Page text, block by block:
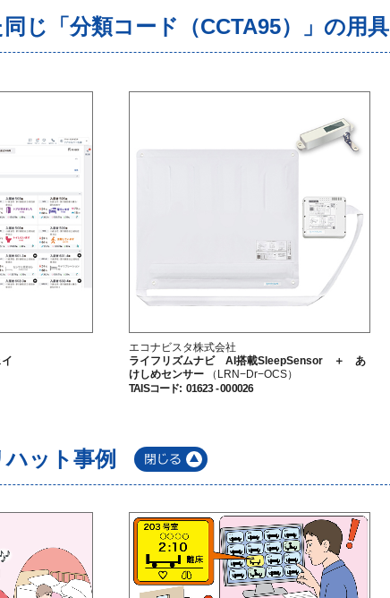
じ「分類コード（CCTA95）」の用具
エコナビスタ株式会社
ライフリズムナビ AI搭載SleepSensor ＋ あ
けしめセンサー
（LRN−Dr−OCS）
TAISコード: 01623 - 000026
ット事例